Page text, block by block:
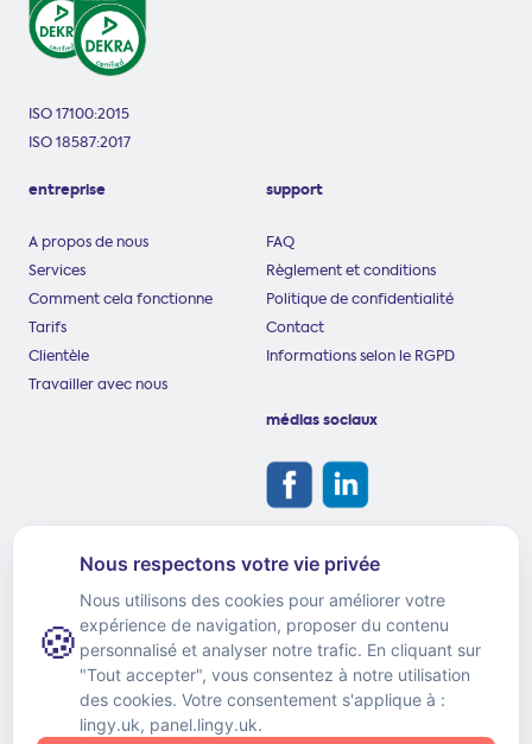
ISO 17100:2015
ISO 18587:2017
entreprise
A propos de nous
Services
Comment cela fonctionne
Tarifs
Clientèle
Travailler avec nous
support
FAQ
Règlement et conditions
Politique de confidentialité
Contact
Informations selon le RGPD
médias sociaux
Lingy LTD
First Floor, 59 Coton Road
Nuneaton, Warwickshire
United Kingdom, CV11 5TS
VAT-ID: GB258816369
D-U-N-S Number: 221817659